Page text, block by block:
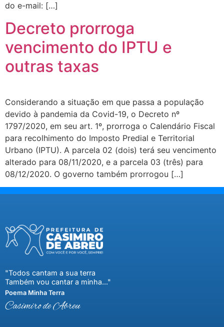
do e-mail: […]
Decreto prorroga
vencimento do IPTU e
outras taxas
Considerando a situação em que passa a população
devido à pandemia da Covid-19, o Decreto nº
1797/2020, em seu art. 1º, prorroga o Calendário Fiscal
para recolhimento do Imposto Predial e Territorial
Urbano (IPTU). A parcela 02 (dois) terá seu vencimento
alterado para 08/11/2020, e a parcela 03 (três) para
08/12/2020. O governo também prorrogou […]
"Todos cantam a sua terra
Também vou cantar a minha..."
Poema Minha Terra
Casimiro de Abreu